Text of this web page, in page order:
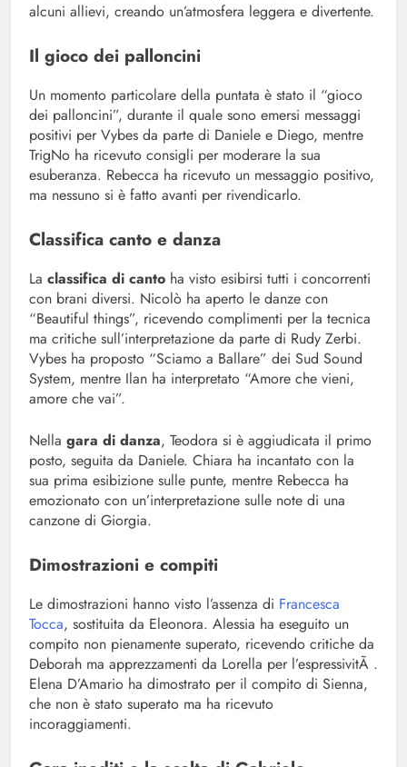
alcuni allievi, creando un’atmosfera leggera e divertente.
Il gioco dei palloncini
Un momento particolare della puntata è stato il “gioco
dei palloncini”, durante il quale sono emersi messaggi
positivi per Vybes da parte di Daniele e Diego, mentre
TrigNo ha ricevuto consigli per moderare la sua
esuberanza. Rebecca ha ricevuto un messaggio positivo,
ma nessuno si è fatto avanti per rivendicarlo.
Classifica canto e danza
La classifica di canto ha visto esibirsi tutti i concorrenti
con brani diversi. Nicolò ha aperto le danze con
“Beautiful things”, ricevendo complimenti per la tecnica
ma critiche sull’interpretazione da parte di Rudy Zerbi.
Vybes ha proposto “Sciamo a Ballare” dei Sud Sound
System, mentre Ilan ha interpretato “Amore che vieni,
amore che vai”.
Nella gara di danza, Teodora si è aggiudicata il primo
posto, seguita da Daniele. Chiara ha incantato con la
sua prima esibizione sulle punte, mentre Rebecca ha
emozionato con un’interpretazione sulle note di una
canzone di Giorgia.
Dimostrazioni e compiti
Le dimostrazioni hanno visto l’assenza di Francesca
Tocca, sostituita da Eleonora. Alessia ha eseguito un
compito non pienamente superato, ricevendo critiche da
Deborah ma apprezzamenti da Lorella per l’espressivitÃ .
Elena D’Amario ha dimostrato per il compito di Sienna,
che non è stato superato ma ha ricevuto
incoraggiamenti.